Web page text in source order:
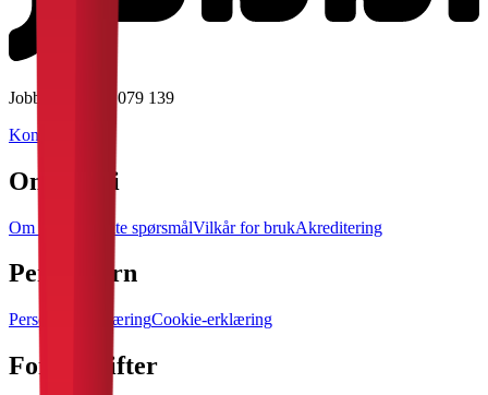
Jobbi AS • 928 079 139
Kontakt Jobbi
Om Jobbi
Om oss Ofte stilte spørsmålVilkår for brukAkreditering
Personvern
PersonvernerklæringCookie-erklæring
For bedrifter